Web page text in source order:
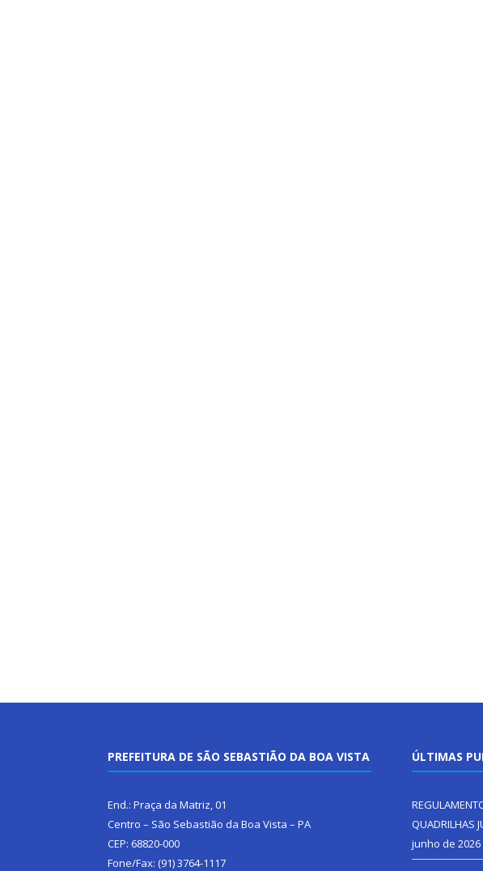
PREFEITURA DE SÃO SEBASTIÃO DA BOA VISTA
End.: Praça da Matriz, 01
Centro – São Sebastião da Boa Vista – PA
CEP: 68820-000
Fone/Fax: (91) 3764-1117
ÚLTIMAS
QUADRILHAS
junho de 2026